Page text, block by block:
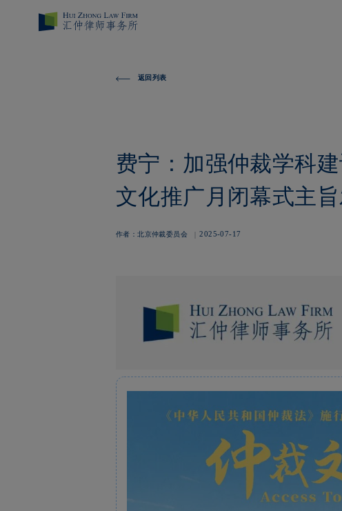
返回列表
费宁：加强仲裁学科
文化推广月闭幕式主
作者：北京仲裁委员会 2025-07-17